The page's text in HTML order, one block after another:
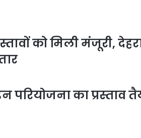
को मिली मंजूरी,
परियोजना का प्रस्ताव